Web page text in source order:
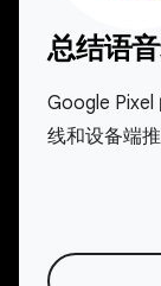
总结语
Google Pixel
线和设备端